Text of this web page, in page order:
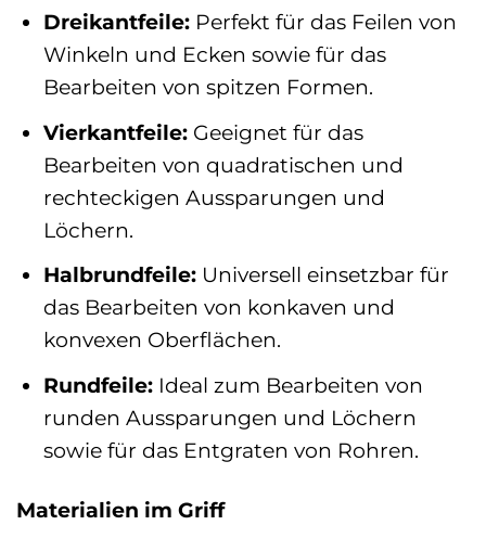
Dreikantfeile:Perfekt für das Feilen von
Winkeln und Ecken sowie für das
Bearbeiten von spitzen Formen.
Vierkantfeile:Geeignet für das
Bearbeiten von quadratischen und
rechteckigen Aussparungen und
Löchern.
Halbrundfeile:Universell einsetzbar für
das Bearbeiten von konkaven und
konvexen Oberflächen.
Rundfeile:Ideal zum Bearbeiten von
runden Aussparungen und Löchern
sowie für das Entgraten von Rohren.
Materialien im Griff